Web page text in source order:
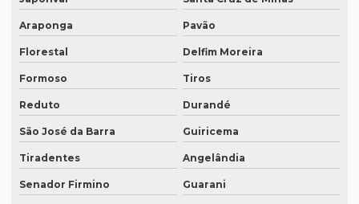
Araponga Pavão
Florestal Delfim Moreira
Formoso Tiros
Reduto Durandé
São José da Barra Guiricema
Tiradentes Angelândia
Senador Firmino Guarani